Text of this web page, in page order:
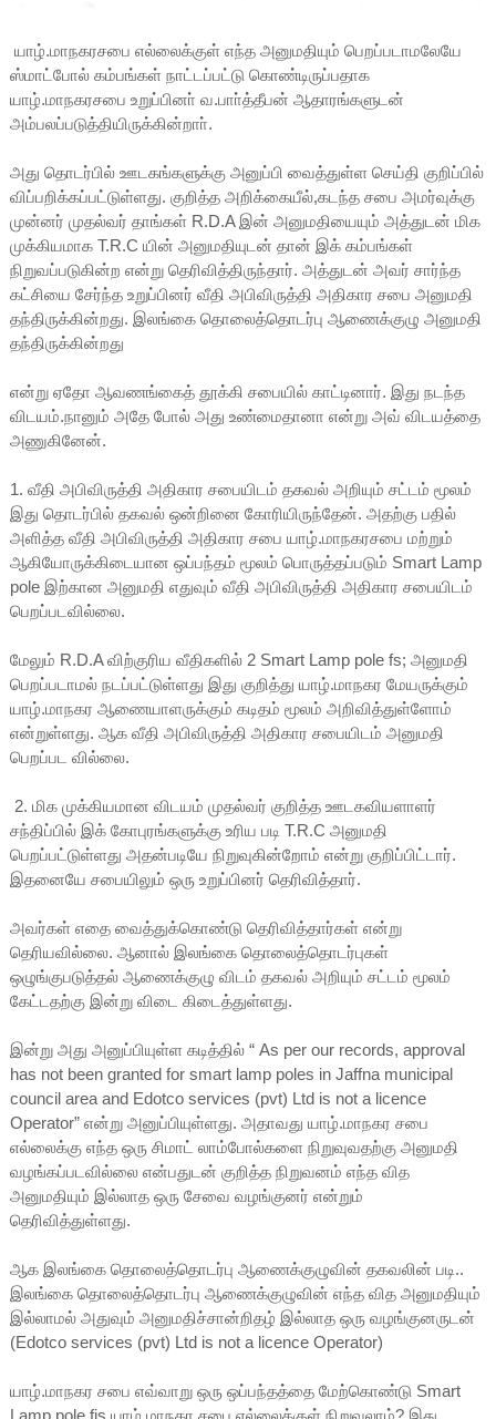
யாழ்.மாநகரசபை எல்லைக்குள் எந்த அனுமதியும் பெறப்படாமலேயே
ஸ்மாட்போல் கம்பங்கள் நாட்டப்பட்டு கொண்டிருப்பதாக
யாழ்.மாநகரசபை உறுப்பினா் வ.பாா்த்தீபன் ஆதாரங்களுடன்
அம்பலப்படுத்தியிருக்கின்றாா்.
அது தொடர்பில் ஊடகங்களுக்கு அனுப்பி வைத்துள்ள செய்தி குறிப்பில்
விப்பறிக்கப்பட்டுள்ளது. குறித்த அறிக்கையீல்,கடந்த சபை அமர்வுக்கு
முன்னர் முதல்வர் தாங்கள் R.D.A இன் அனுமதியையும் அத்துடன் மிக
முக்கியமாக T.R.C யின் அனுமதியுடன் தான் இக் கம்பங்கள்
நிறுவப்படுகின்ற என்று தெரிவித்திருந்தார். அத்துடன் அவர் சார்ந்த
கட்சியை சேர்ந்த உறுப்பினர் வீதி அபிவிருத்தி அதிகார சபை அனுமதி
தந்திருக்கின்றது. இலங்கை தொலைத்தொடர்பு ஆணைக்குழு அனுமதி
தந்திருக்கின்றது
என்று ஏதோ ஆவணங்கைத் தூக்கி சபையில் காட்டினார். இது நடந்த
விடயம்.நானும் அதே போல் அது உண்மைதானா என்று அவ் விடயத்தை
அணுகினேன்.
1. வீதி அபிவிருத்தி அதிகார சபையிடம் தகவல் அறியும் சட்டம் மூலம்
இது தொடர்பில் தகவல் ஒன்றினை கோரியிருந்தேன். அதற்கு பதில்
அளித்த வீதி அபிவிருத்தி அதிகார சபை யாழ்.மாநகரசபை மற்றும்
ஆகியோருக்கிடையான ஒப்பந்தம் மூலம் பொருத்தப்படும் Smart Lamp
pole இற்கான அனுமதி எதுவும் வீதி அபிவிருத்தி அதிகார சபையிடம்
பெறப்படவில்லை.
மேலும் R.D.A விற்குரிய வீதிகளில் 2 Smart Lamp pole fs; அனுமதி
பெறப்படாமல் நடப்பட்டுள்ளது இது குறித்து யாழ்.மாநகர மேயருக்கும்
யாழ்.மாநகர ஆணையாளருக்கும் கடிதம் மூலம் அறிவித்துள்ளோம்
என்றுள்ளது. ஆக வீதி அபிவிருத்தி அதிகார சபையிடம் அனுமதி
பெறப்பட வில்லை.
2. மிக முக்கியமான விடயம் முதல்வர் குறித்த ஊடகவியளாளர்
சந்திப்பில் இக் கோபுரங்களுக்கு உரிய படி T.R.C அனுமதி
பெறப்பட்டுள்ளது அதன்படியே நிறுவுகின்றோம் என்று குறிப்பிட்டார்.
இதனையே சபையிலும் ஒரு உறுப்பினர் தெரிவித்தார்.
அவர்கள் எதை வைத்துக்கொண்டு தெரிவித்தார்கள் என்று
தெரியவில்லை. ஆனால் இலங்கை தொலைத்தொடர்புகள்
ஒழுங்குபடுத்தல் ஆணைக்குழு விடம் தகவல் அறியும் சட்டம் மூலம்
கேட்டதற்கு இன்று விடை கிடைத்துள்ளது.
இன்று அது அனுப்பியுள்ள கடித்தில் “ As per our records, approval
has not been granted for smart lamp poles in Jaffna municipal
council area and Edotco services (pvt) Ltd is not a licence
Operator” என்று அனுப்பியுள்ளது. அதாவது யாழ்.மாநகர சபை
எல்லைக்கு எந்த ஒரு சிமாட் லாம்போல்களை நிறுவுவதற்கு அனுமதி
வழங்கப்படவில்லை என்பதுடன் குறித்த நிறுவனம் எந்த வித
அனுமதியும் இல்லாத ஒரு சேவை வழங்குனர் என்றும்
தெரிவித்துள்ளது.
ஆக இலங்கை தொலைத்தொடர்பு ஆணைக்குழுவின் தகவலின் படி..
இலங்கை தொலைத்தொடர்பு ஆணைக்குழுவின் எந்த வித அனுமதியும்
இல்லாமல் அதுவும் அனுமதிச்சான்றிதழ் இல்லாத ஒரு வழங்குனருடன்
(Edotco services (pvt) Ltd is not a licence Operator)
யாழ்.மாநகர சபை எவ்வாறு ஒரு ஒப்பந்தத்தை மேற்கொண்டு Smart